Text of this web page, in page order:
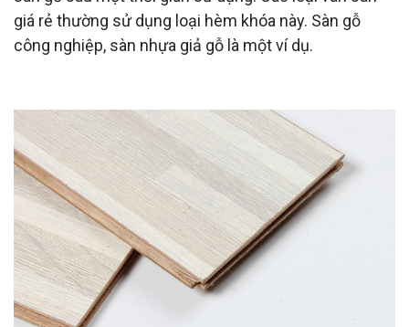
giá rẻ thường sử dụng loại hèm khóa này. Sàn gỗ
công nghiệp, sàn nhựa giả gỗ là một ví dụ.